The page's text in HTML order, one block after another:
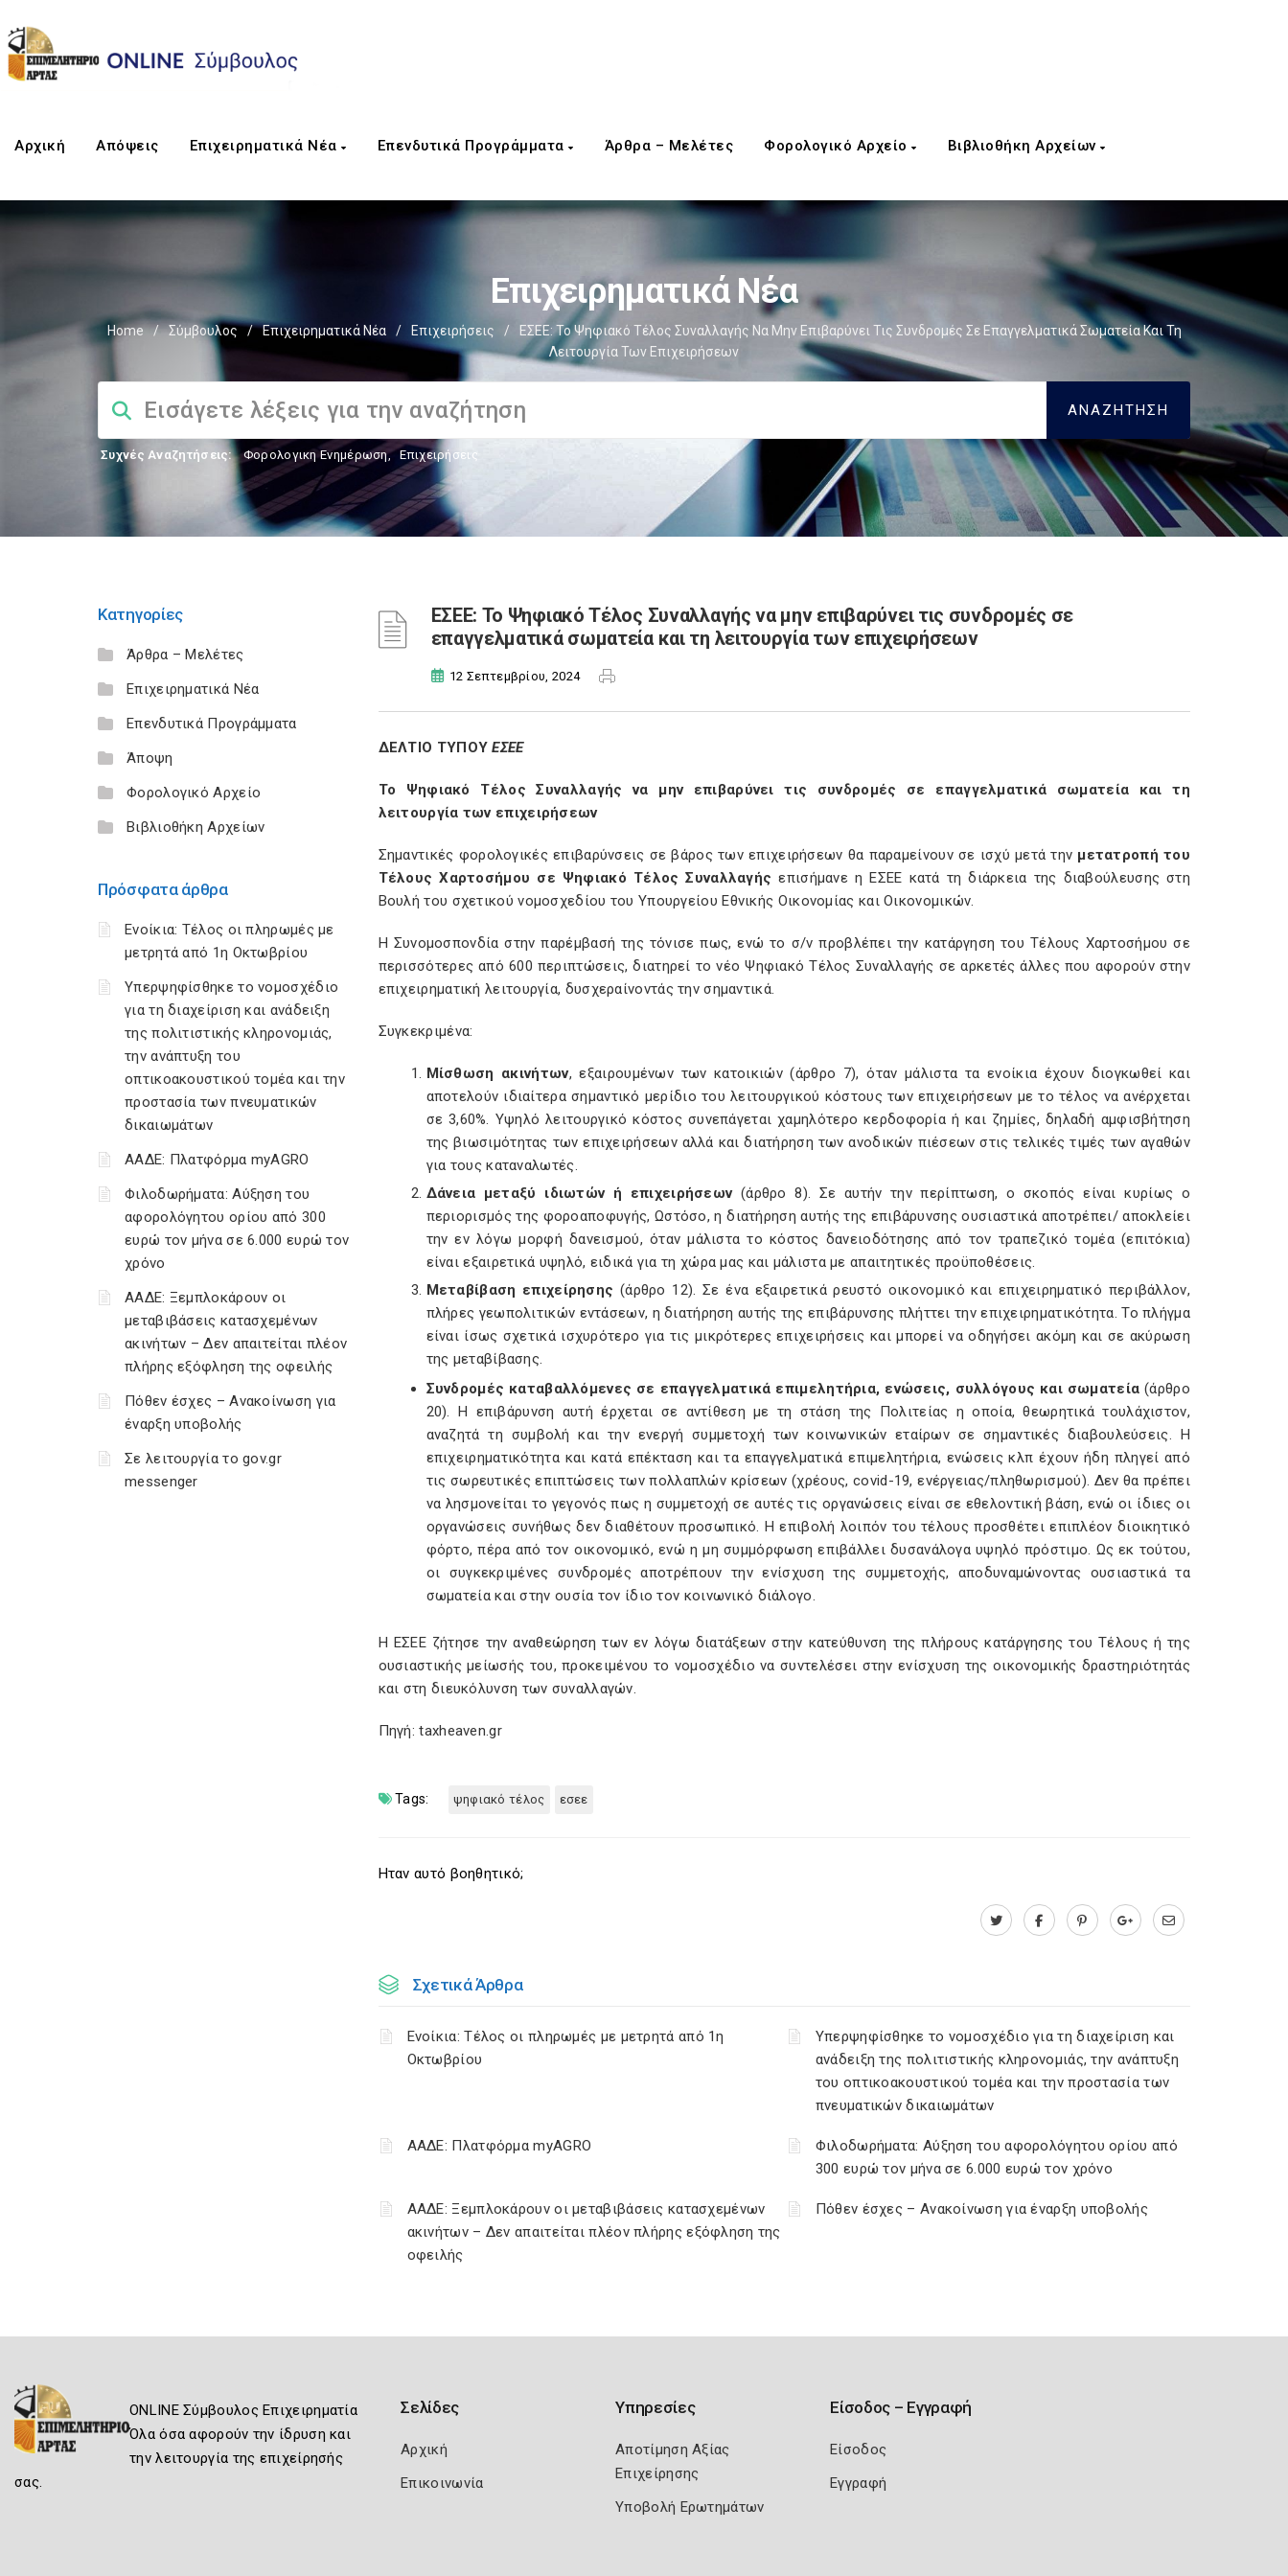
Αρχική Απόψεις Επιχειρηματικά Νέα Επενδυτικά Προγράμματα Άρθρα – Μελέτες Φορολογικό Αρχείο Βιβλιοθήκη Αρχείων
Επιχειρηματικά Νέα
Home / Σύμβουλος / Επιχειρηματικά Νέα / Επιχειρήσεις /
ΕΣΕΕ: Το Ψηφιακό Τέλος Συναλλαγής Να Μην Επιβαρύνει Τις Συνδρομές Σε Επαγγελματικά Σωματεία Και Τη
Λειτουργία Των Επιχειρήσεων
Συχνές Αναζητήσεις: Φορολογικη Ενημέρωση, Επιχειρήσεις
Κατηγορίες
Άρθρα – Μελέτες
Επιχειρηματικά Νέα
Επενδυτικά Προγράμματα
Άποψη
Φορολογικό Αρχείο
Βιβλιοθήκη Αρχείων
Πρόσφατα άρθρα
Ενοίκια: Τέλος οι πληρωμές με
μετρητά από 1η Οκτωβρίου
Υπερψηφίσθηκε το νομοσχέδιο
για τη διαχείριση και ανάδειξη
της πολιτιστικής κληρονομιάς,
την ανάπτυξη του
οπτικοακουστικού τομέα και την
προστασία των πνευματικών
δικαιωμάτων
ΑΑΔΕ: Πλατφόρμα myAGRO
Φιλοδωρήματα: Αύξηση του
αφορολόγητου ορίου από 300
ευρώ τον μήνα σε 6.000 ευρώ τον
χρόνο
ΑΑΔΕ: Ξεμπλοκάρουν οι
μεταβιβάσεις κατασχεμένων
ακινήτων – Δεν απαιτείται πλέον
πλήρης εξόφληση της οφειλής
Πόθεν έσχες – Ανακοίνωση για
έναρξη υποβολής
Σε λειτουργία το gov.gr
messenger
ΕΣΕΕ: Το Ψηφιακό Τέλος Συναλλαγής να μην επιβαρύνει τις συνδρομές σε
επαγγελματικά σωματεία και τη λειτουργία των επιχειρήσεων
12 Σεπτεμβρίου, 2024
ΔΕΛΤΙΟ ΤΥΠΟΥΕΣΕΕ
Το Ψηφιακό Τέλος Συναλλαγής να μην επιβαρύνει τις συνδρομές σε επαγγελματικά σωματεία και τη
λειτουργία των επιχειρήσεων
Σημαντικές φορολογικές επιβαρύνσεις σε βάρος των επιχειρήσεων θα παραμείνουν σε ισχύ μετά την μετατροπή του
Τέλους Χαρτοσήμου σε Ψηφιακό Τέλος Συναλλαγής επισήμανε η ΕΣΕΕ κατά τη διάρκεια της διαβούλευσης στη
Βουλή του σχετικού νομοσχεδίου του Υπουργείου Εθνικής Οικονομίας και Οικονομικών.
Η Συνομοσπονδία στην παρέμβασή της τόνισε πως, ενώ το σ/ν προβλέπει την κατάργηση του Τέλους Χαρτοσήμου σε
περισσότερες από 600 περιπτώσεις, διατηρεί το νέο Ψηφιακό Τέλος Συναλλαγής σε αρκετές άλλες που αφορούν στην
επιχειρηματική λειτουργία, δυσχεραίνοντάς την σημαντικά.
Συγκεκριμένα:
Μίσθωση ακινήτων, εξαιρουμένων των κατοικιών (άρθρο 7), όταν μάλιστα τα ενοίκια έχουν διογκωθεί και
αποτελούν ιδιαίτερα σημαντικό μερίδιο του λειτουργικού κόστους των επιχειρήσεων με το τέλος να ανέρχεται
σε 3,60%. Υψηλό λειτουργικό κόστος συνεπάγεται χαμηλότερο κερδοφορία ή και ζημίες, δηλαδή αμφισβήτηση
της βιωσιμότητας των επιχειρήσεων αλλά και διατήρηση των ανοδικών πιέσεων στις τελικές τιμές των αγαθών
για τους καταναλωτές.
Δάνεια μεταξύ ιδιωτών ή επιχειρήσεων (άρθρο 8). Σε αυτήν την περίπτωση, ο σκοπός είναι κυρίως ο
περιορισμός της φοροαποφυγής, Ωστόσο, η διατήρηση αυτής της επιβάρυνσης ουσιαστικά αποτρέπει/ αποκλείει
την εν λόγω μορφή δανεισμού, όταν μάλιστα το κόστος δανειοδότησης από τον τραπεζικό τομέα (επιτόκια)
είναι εξαιρετικά υψηλό, ειδικά για τη χώρα μας και μάλιστα με απαιτητικές προϋποθέσεις.
Μεταβίβαση επιχείρησης (άρθρο 12). Σε ένα εξαιρετικά ρευστό οικονομικό και επιχειρηματικό περιβάλλον,
πλήρες γεωπολιτικών εντάσεων, η διατήρηση αυτής της επιβάρυνσης πλήττει την επιχειρηματικότητα. Το πλήγμα
είναι ίσως σχετικά ισχυρότερο για τις μικρότερες επιχειρήσεις και μπορεί να οδηγήσει ακόμη και σε ακύρωση
της μεταβίβασης.
Συνδρομές καταβαλλόμενες σε επαγγελματικά επιμελητήρια, ενώσεις, συλλόγους και σωματεία (άρθρο
20). Η επιβάρυνση αυτή έρχεται σε αντίθεση με τη στάση της Πολιτείας η οποία, θεωρητικά τουλάχιστον,
αναζητά τη συμβολή και την ενεργή συμμετοχή των κοινωνικών εταίρων σε σημαντικές διαβουλεύσεις. Η
επιχειρηματικότητα και κατά επέκταση και τα επαγγελματικά επιμελητήρια, ενώσεις κλπ έχουν ήδη πληγεί από
τις σωρευτικές επιπτώσεις των πολλαπλών κρίσεων (χρέους, covid-19, ενέργειας/πληθωρισμού). Δεν θα πρέπει
να λησμονείται το γεγονός πως η συμμετοχή σε αυτές τις οργανώσεις είναι σε εθελοντική βάση, ενώ οι ίδιες οι
οργανώσεις συνήθως δεν διαθέτουν προσωπικό. Η επιβολή λοιπόν του τέλους προσθέτει επιπλέον διοικητικό
φόρτο, πέρα από τον οικονομικό, ενώ η μη συμμόρφωση επιβάλλει δυσανάλογα υψηλό πρόστιμο. Ως εκ τούτου,
οι συγκεκριμένες συνδρομές αποτρέπουν την ενίσχυση της συμμετοχής, αποδυναμώνοντας ουσιαστικά τα
σωματεία και στην ουσία τον ίδιο τον κοινωνικό διάλογο.
Η ΕΣΕΕ ζήτησε την αναθεώρηση των εν λόγω διατάξεων στην κατεύθυνση της πλήρους κατάργησης του Τέλους ή της
ουσιαστικής μείωσής του, προκειμένου το νομοσχέδιο να συντελέσει στην ενίσχυση της οικονομικής δραστηριότητάς
και στη διευκόλυνση των συναλλαγών.
Πηγή: taxheaven.gr
Tags: ψηφιακό τέλος εσεε
Ηταν αυτό βοηθητικό;
Σχετικά Άρθρα
Ενοίκια: Τέλος οι πληρωμές με μετρητά από 1η
Οκτωβρίου
Υπερψηφίσθηκε το νομοσχέδιο για τη διαχείριση και
ανάδειξη της πολιτιστικής κληρονομιάς, την ανάπτυξη
του οπτικοακουστικού τομέα και την προστασία των
πνευματικών δικαιωμάτων
ΑΑΔΕ: Πλατφόρμα myAGRO
Φιλοδωρήματα: Αύξηση του αφορολόγητου ορίου από
300 ευρώ τον μήνα σε 6.000 ευρώ τον χρόνο
ΑΑΔΕ: Ξεμπλοκάρουν οι μεταβιβάσεις κατασχεμένων
ακινήτων – Δεν απαιτείται πλέον πλήρης εξόφληση της
οφειλής
Πόθεν έσχες – Ανακοίνωση για έναρξη υποβολής
ONLINE Σύμβουλος Επιχειρηματία
Όλα όσα αφορούν την ίδρυση και
την λειτουργία της επιχείρησής
σας.
Σελίδες
Αρχική
Επικοινωνία
Υπηρεσίες
Αποτίμηση Αξίας
Επιχείρησης
Υποβολή Ερωτημάτων
Είσοδος – Εγγραφή
Είσοδος
Εγγραφή